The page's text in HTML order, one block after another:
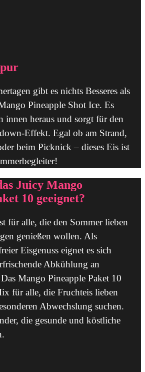
gibt es nichts Besseres als
Pineapple Shot Ice. Es
innen heraus und sorgt für den
Effekt. Egal ob am Strand,
beim Picknick – dieses Eis ist
Juicy Mango
10 geeignet?
für alle, die den Sommer lieben
genießen wollen. Als
Eisgenuss eignet es sich
Abkühlung an
Mango Pineapple Paket 10
für alle, die Fruchteis lieben
Abwechslung suchen.
die gesunde und köstliche